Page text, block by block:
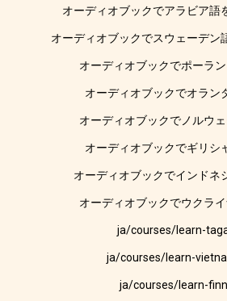
オーディオブックでアラビア語
オーディオブックでスウェーデン
オーディオブックでポーラ
オーディオブックでオラン
オーディオブックでノルウ
オーディオブックでギリシ
オーディオブックでインドネ
オーディオブックでウクラ
ja/courses/learn-
ja/courses/learn-
ja/courses/learn-